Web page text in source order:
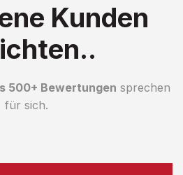
Kunden
500+ Bewertungen sprechen
für sich.